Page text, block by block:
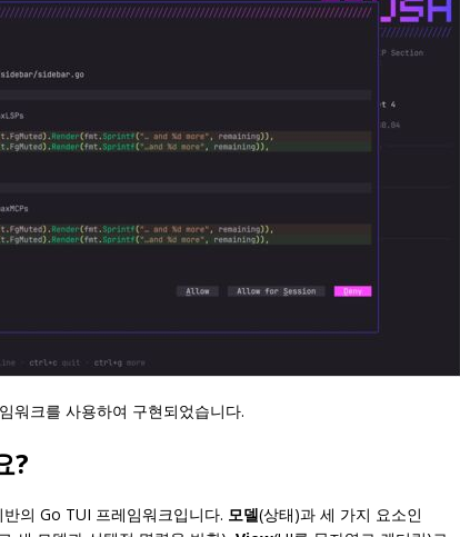
워크를 사용하여 구현되었습니다.
?
반의 Go TUI 프레임워크입니다. 모델(상태)과 세 가지 요소인